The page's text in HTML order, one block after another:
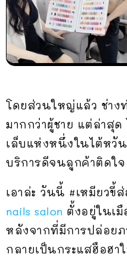
โดยส่วนใหญ่แล้ว ช่าง
มากกว่าผู้ชาย แต่ล่าสุ
เล็บแห่งหนึ่งในไต้หวั
บริการดีจนลูกค้าติดใจ
เอาล่ะ วันนี้ #เหมียวขี้
nails salon ตั้งอยู่ในเ
หลังจากที่มีการปล่อย
กลายเป็นกระแสฮือฮา